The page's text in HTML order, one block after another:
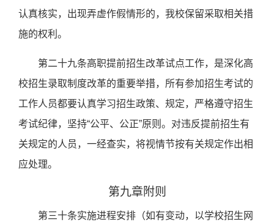
认真核实，出现弄虚作假情形的，我校保留采取相关措
施的权利。
第二十九条高职提前招生改革试点工作，是深化高
校招生录取制度改革的重要举措，所有参加招生考试的
工作人员都要认真学习招生政策、规定，严格遵守招生
考试纪律，坚持“公平、公正”原则。对违反提前招生有
关规定的人员，一经查实，将视情节按有关规定作出相
应处理。
第九章附则
第三十条实施进程安排（如有变动，以学校招生网